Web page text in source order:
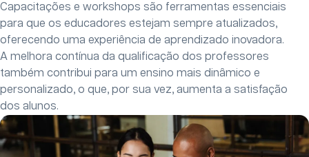
Capacitações e workshops são ferramentas essenciais
para que os educadores estejam sempre atualizados,
oferecendo uma experiência de aprendizado inovadora.
A melhora contínua da qualificação dos professores
também contribui para um ensino mais dinâmico e
personalizado, o que, por sua vez, aumenta a satisfação
dos alunos.